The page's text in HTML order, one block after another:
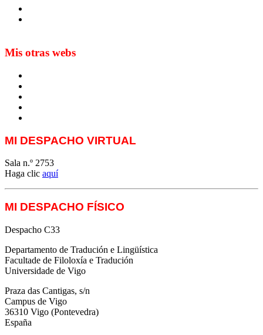
Mis otras webs
MI DESPACHO VIRTUAL
Sala n.º 2753
Haga clic aquí
MI DESPACHO FÍSICO
Despacho C33
Departamento de Tradución e Lingüística
Facultade de Filoloxía e Tradución
Universidade de Vigo
Praza das Cantigas, s/n
Campus de Vigo
36310 Vigo (Pontevedra)
España